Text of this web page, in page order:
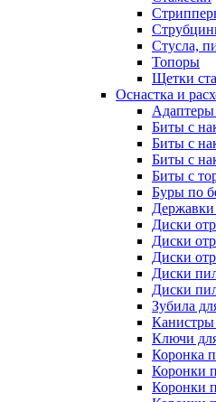
Стусла,
Топоры
Щетки
Оснастка и
Адаптеры
Биты с
Биты с
Биты с
Биты с
Буры по
Державки
Диски
Диски
Диски
Диски
Диски
Зубила
Ключи
Коронка
Коронки
Коронки